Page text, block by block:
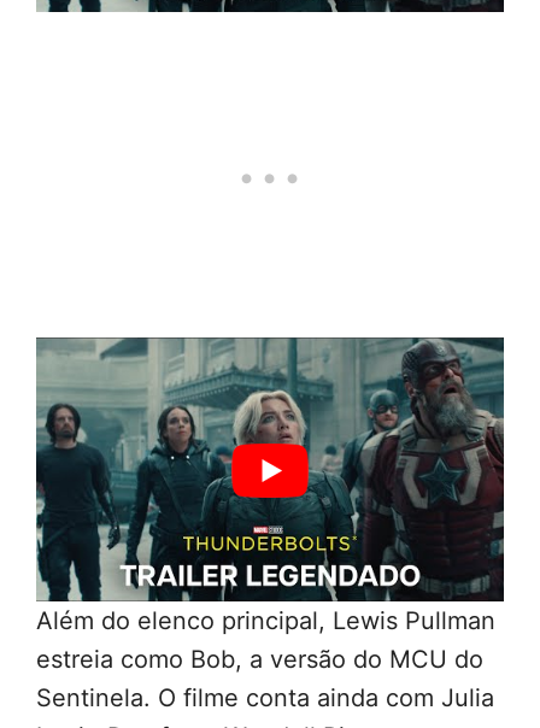
Além do elenco principal, Lewis Pullman
estreia como Bob, a versão do MCU do
Sentinela. O filme conta ainda com Julia